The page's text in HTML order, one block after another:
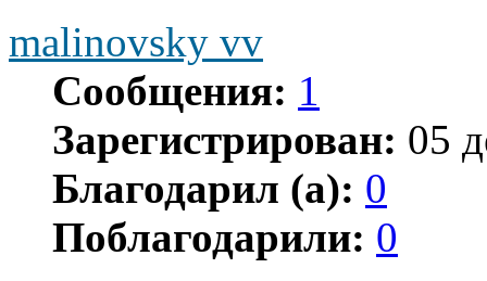
malinovsky vv
Сообщения: 1
Зарегистрирован: 05
Благодарил (а): 0
Поблагодарили: 0